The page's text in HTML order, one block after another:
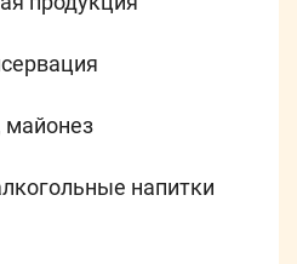
майонез
напитки